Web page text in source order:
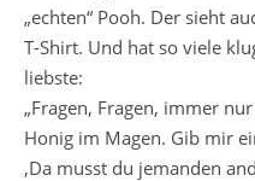
„echten“ Pooh. Der sieht
T-Shirt. Und hat so viele
liebste:
„Fragen, Fragen, immer
Honig im Magen. Gib mir
‚Da musst du jemanden